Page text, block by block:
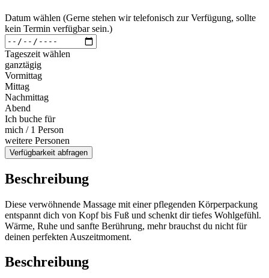
Datum wählen (Gerne stehen wir telefonisch zur Verfügung, sollte
kein Termin verfügbar sein.)
Tageszeit wählen
ganztägig
Vormittag
Mittag
Nachmittag
Abend
Ich buche für
mich / 1 Person
weitere Personen
Verfügbarkeit abfragen
Beschreibung
Diese verwöhnende Massage mit einer pflegenden Körperpackung
entspannt dich von Kopf bis Fuß und schenkt dir tiefes Wohlgefühl.
Wärme, Ruhe und sanfte Berührung, mehr brauchst du nicht für
deinen perfekten Auszeitmoment.
Beschreibung